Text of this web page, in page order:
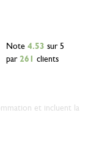
Note 4.53 sur 5
par 261 clients
et incluent la